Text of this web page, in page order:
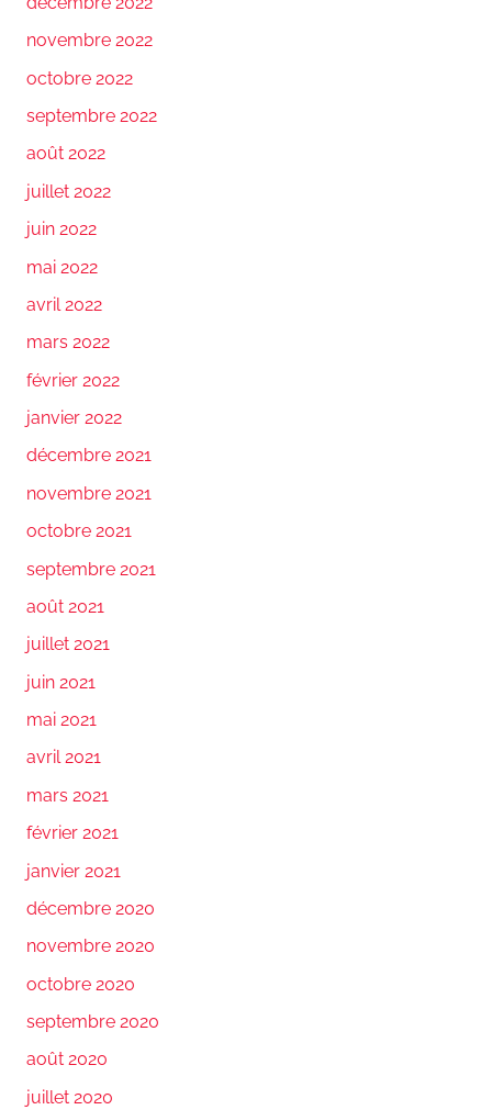
novembre 2022
octobre 2022
septembre 2022
août 2022
juillet 2022
juin 2022
mai 2022
avril 2022
mars 2022
février 2022
janvier 2022
décembre 2021
novembre 2021
octobre 2021
septembre 2021
août 2021
juillet 2021
juin 2021
mai 2021
avril 2021
mars 2021
février 2021
janvier 2021
décembre 2020
novembre 2020
octobre 2020
septembre 2020
août 2020
juillet 2020